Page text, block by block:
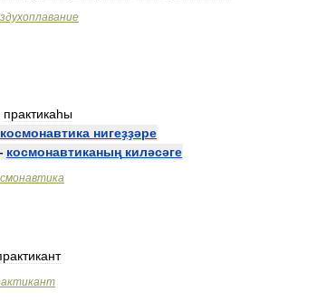
практикаһы
космонавтика нигеҙҙәре
космонавтиканың киләсәге